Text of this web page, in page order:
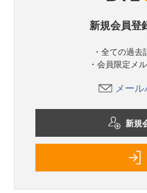
新規会員登
・全ての過
・会員限定メ
メー
新規